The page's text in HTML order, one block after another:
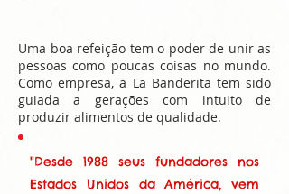
Uma boa refeição tem o poder de unir as
pessoas como poucas coisas no mundo.
Como empresa, a La Banderita tem sido
guiada a gerações com intuito de
produzir alimentos de qualidade.
"Desde 1988 seus fundadores nos
Estados Unidos da América, vem